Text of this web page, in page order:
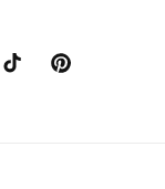
TikTok Pinterest